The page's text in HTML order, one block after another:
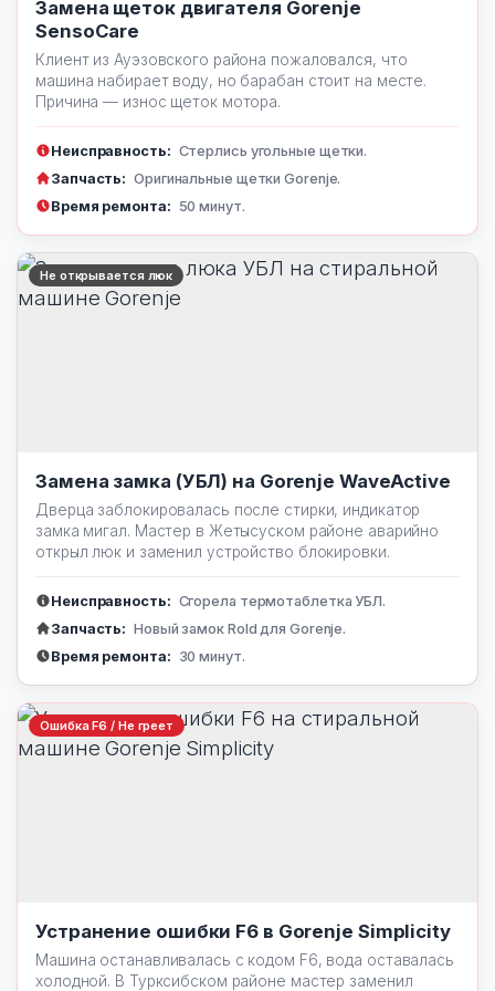
Замена щеток двигателя Gorenje
SensoCare
Клиент из Ауэзовского района пожаловался, что
машина набирает воду, но барабан стоит на месте.
Причина — износ щеток мотора.
Неисправность: Стерлись угольные щетки.
Запчасть: Оригинальные щетки Gorenje.
Время ремонта: 50 минут.
Не открывается люк
Замена замка (УБЛ) на Gorenje WaveActive
Дверца заблокировалась после стирки, индикатор
замка мигал. Мастер в Жетысуском районе аварийно
открыл люк и заменил устройство блокировки.
Неисправность: Сгорела термотаблетка УБЛ.
Запчасть: Новый замок Rold для Gorenje.
Время ремонта: 30 минут.
Ошибка F6 / Не греет
Устранение ошибки F6 в Gorenje Simplicity
Машина останавливалась с кодом F6, вода оставалась
холодной. В Турксибском районе мастер заменил